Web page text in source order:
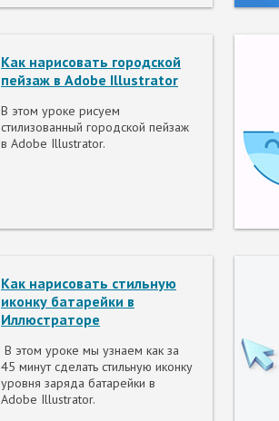
Как нарисовать городской
пейзаж в Adobe Illustrator
В этом уроке рисуем
стилизованный городской пейзаж
в Adobe Illustrator.
Как нарисовать стильную
иконку батарейки в
Иллюстраторе
В этом уроке мы узнаем как за
45 минут сделать стильную иконку
уровня заряда батарейки в
Adobe Illustrator.